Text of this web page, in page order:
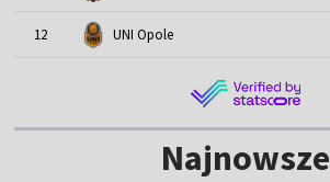
12 UNI Opole
Najnowsze